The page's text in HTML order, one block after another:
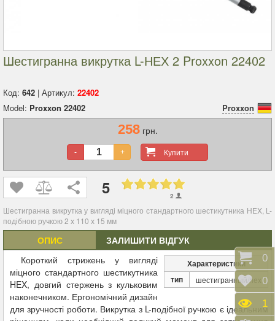
Шестигранна викрутка L-НЕХ 2 Proxxon 22402
Код: 642 | Артикул: 22402
Model: Proxxon 22402 Proxxon
258грн.
Купити
- +
5 2
Шестигранна викрутка у вигляді міцного стандартного шестикутника HEX, L-
подібною ручкою 2 х 110 х 15 мм
ОПИС ЗАЛИШИТИ ВІДГУК
Характеристики
тип
шестигранный/hex
Короткий стрижень у вигляді
міцного стандартного шестикутника
HEX, довгий стержень з кульковим
наконечником. Ергономічний дизайн
для зручності роботи. Викрутка з L-подібної ручкою є ідеальним
0
0
1